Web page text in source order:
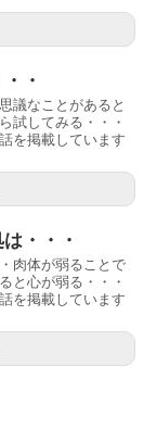
・
議なことがあると
試してみる・・・
を掲載しています
・・・
肉体が弱ることで
と心が弱る・・・
を掲載しています